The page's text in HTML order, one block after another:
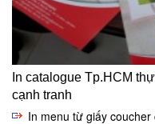
In catalogue Tp.HCM
cạnh tranh
In menu từ giấy